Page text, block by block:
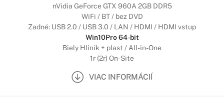
nVidia GeForce GTX 960A 2GB DDR5
WiFi / BT / bez DVD
Zadné: USB 2.0 / USB 3.0 / LAN / HDMI / HDMI vstup
Win10Pro 64-bit
Biely Hliník + plast / All-in-One
1r (2r) On-Site
VIAC INFORMÁCIÍ